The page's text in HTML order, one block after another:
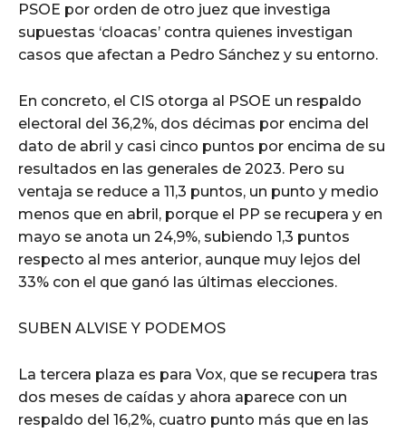
PSOE por orden de otro juez que investiga
supuestas ‘cloacas’ contra quienes investigan
casos que afectan a Pedro Sánchez y su entorno.
En concreto, el CIS otorga al PSOE un respaldo
electoral del 36,2%, dos décimas por encima del
dato de abril y casi cinco puntos por encima de su
resultados en las generales de 2023. Pero su
ventaja se reduce a 11,3 puntos, un punto y medio
menos que en abril, porque el PP se recupera y en
mayo se anota un 24,9%, subiendo 1,3 puntos
respecto al mes anterior, aunque muy lejos del
33% con el que ganó las últimas elecciones.
SUBEN ALVISE Y PODEMOS
La tercera plaza es para Vox, que se recupera tras
dos meses de caídas y ahora aparece con un
respaldo del 16,2%, cuatro punto más que en las